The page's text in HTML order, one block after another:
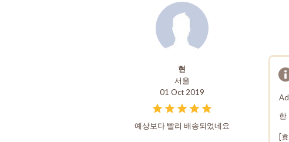
현
서울
01 Oct 2019
예상보다 빨리 배송되었네요
한
[